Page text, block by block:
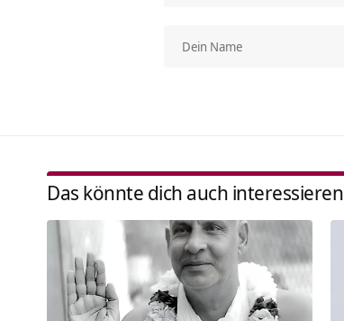
Das könnte dich auch interessieren